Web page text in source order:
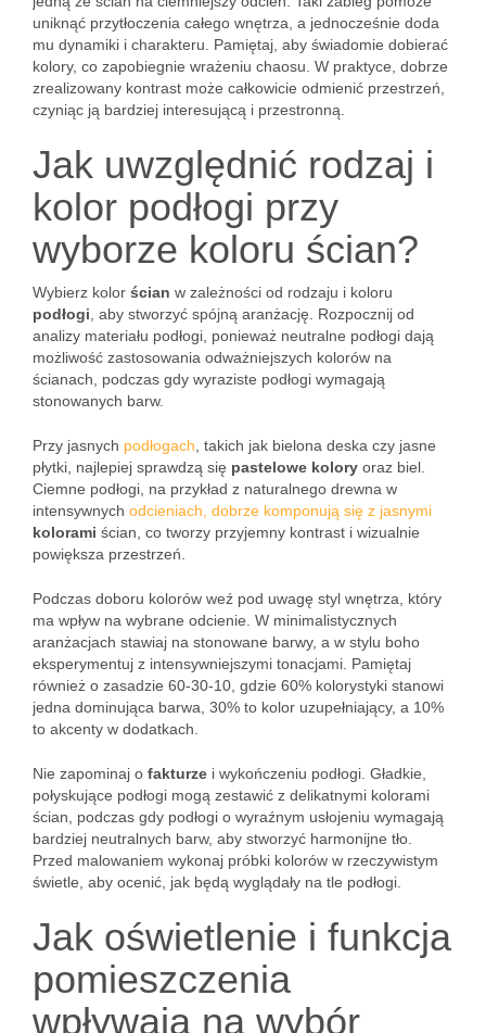
uniknąć przytłoczenia całego wnętrza, a jednocześnie doda
mu dynamiki i charakteru. Pamiętaj, aby świadomie dobierać
kolory, co zapobiegnie wrażeniu chaosu. W praktyce, dobrze
zrealizowany kontrast może całkowicie odmienić przestrzeń,
czyniąc ją bardziej interesującą i przestronną.
Jak uwzględnić rodzaj i
kolor podłogi przy
wyborze koloru ścian?
Wybierz kolor ścian w zależności od rodzaju i koloru
podłogi , aby stworzyć spójną aranżację. Rozpocznij od
analizy materiału podłogi, ponieważ neutralne podłogi dają
możliwość zastosowania odważniejszych kolorów na
ścianach, podczas gdy wyraziste podłogi wymagają
stonowanych barw.
Przy jasnych podłogach , takich jak bielona deska czy jasne
płytki, najlepiej sprawdzą się pastelowe kolory oraz biel.
Ciemne podłogi, na przykład z naturalnego drewna w
intensywnych odcieniach, dobrze komponują się z jasnymi
kolorami ścian, co tworzy przyjemny kontrast i wizualnie
powiększa przestrzeń.
Podczas doboru kolorów weź pod uwagę styl wnętrza, który
ma wpływ na wybrane odcienie. W minimalistycznych
aranżacjach stawiaj na stonowane barwy, a w stylu boho
eksperymentuj z intensywniejszymi tonacjami. Pamiętaj
również o zasadzie 60-30-10, gdzie 60% kolorystyki stanowi
jedna dominująca barwa, 30% to kolor uzupełniający, a 10%
to akcenty w dodatkach.
Nie zapominaj o fakturze i wykończeniu podłogi. Gładkie,
połyskujące podłogi mogą zestawić z delikatnymi kolorami
ścian, podczas gdy podłogi o wyraźnym usłojeniu wymagają
bardziej neutralnych barw, aby stworzyć harmonijne tło.
Przed malowaniem wykonaj próbki kolorów w rzeczywistym
świetle, aby ocenić, jak będą wyglądały na tle podłogi.
Jak oświetlenie i funkcja
pomieszczenia
wpływają na wybór